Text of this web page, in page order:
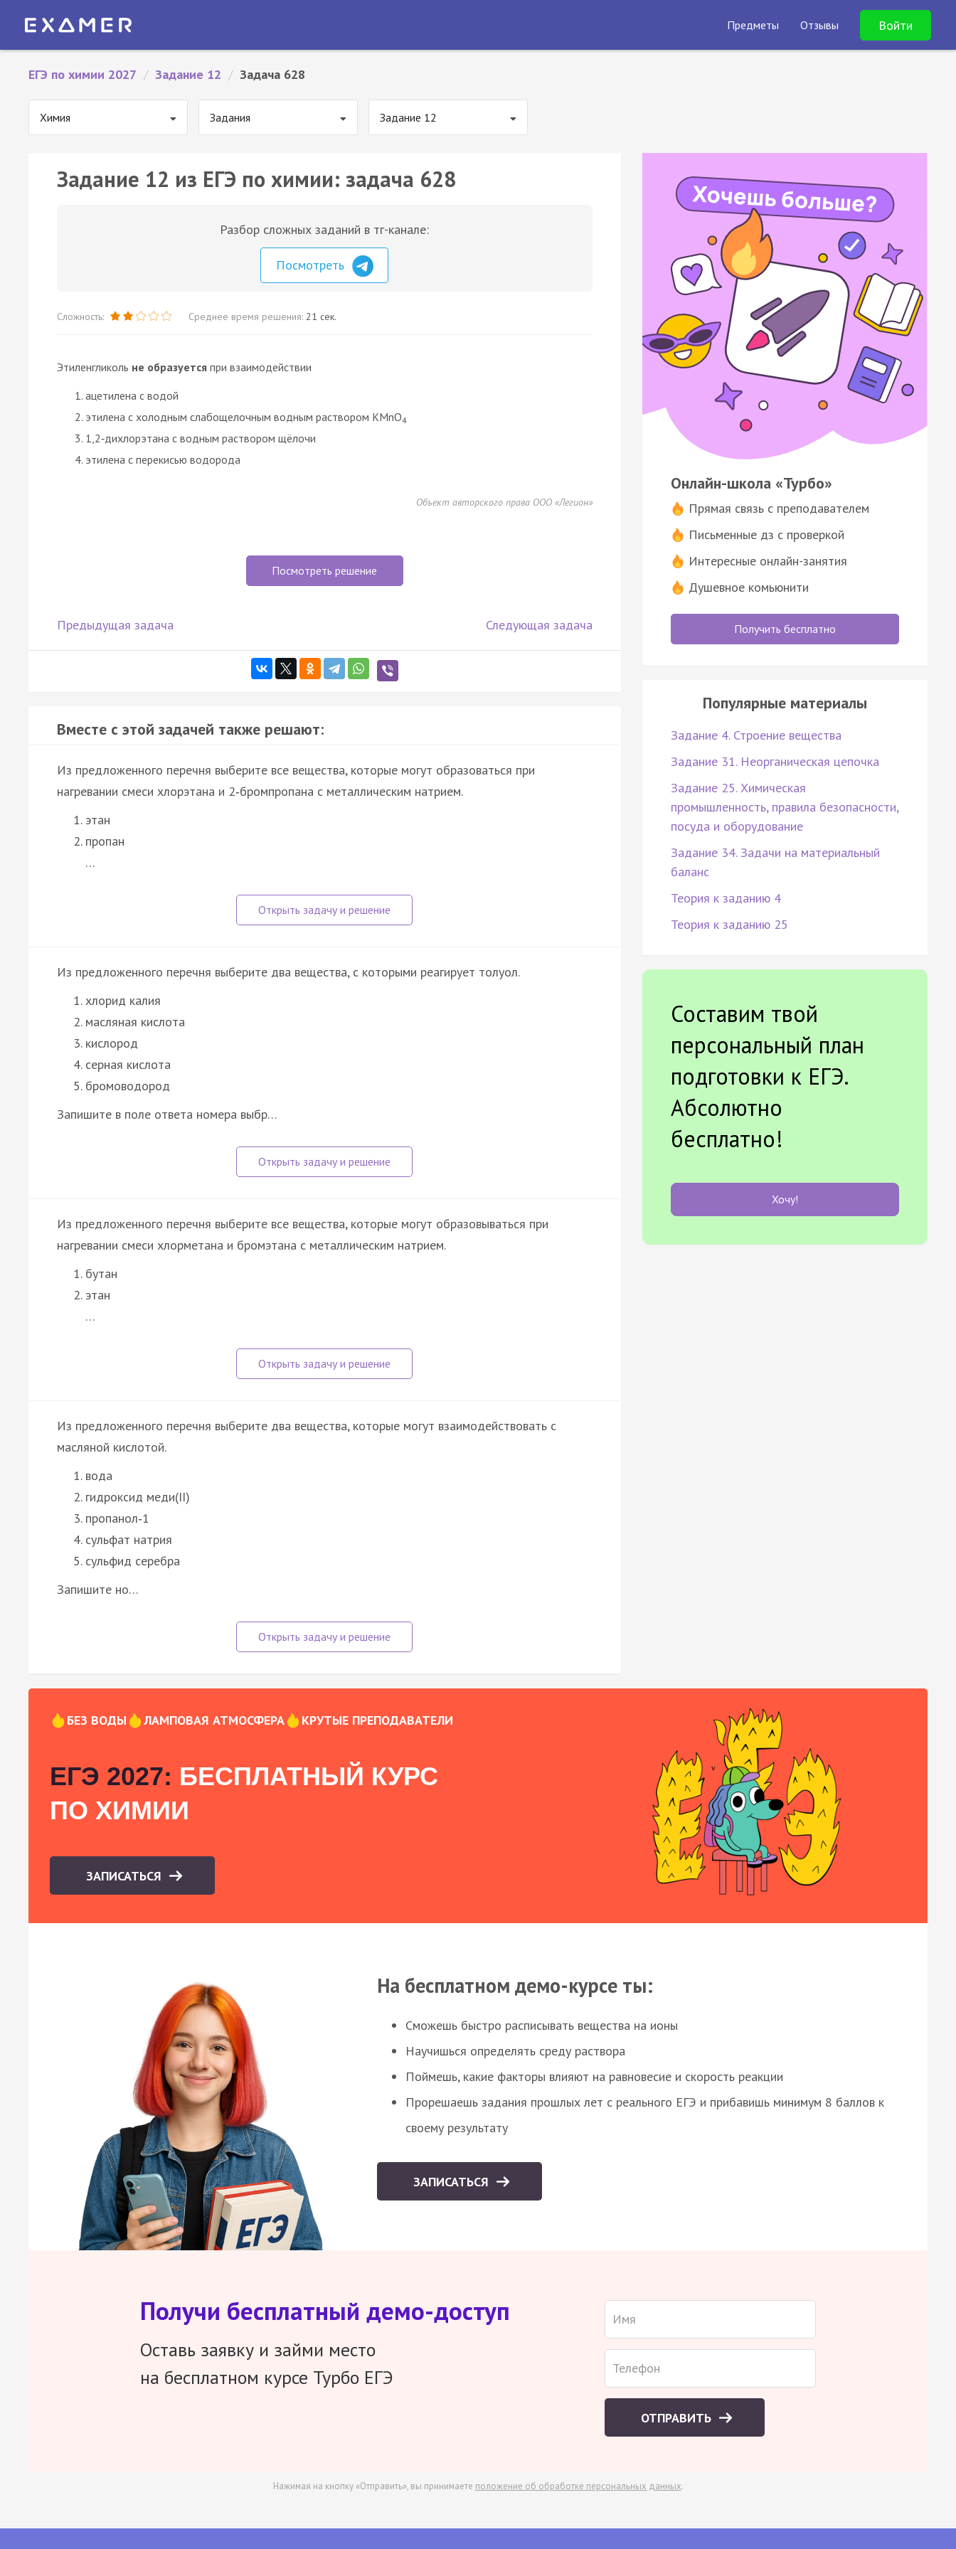
Предметы Отзывы Войти
ЕГЭ по химии 2027 / Задание 12 / Задача 628
Химия Задания Задание 12
Задание 12 из ЕГЭ по химии: задача 628
Разбор сложных заданий в тг-канале:
Посмотреть
Сложность: Среднее время решения: 21 сек.
Этиленгликоль не образуется при взаимодействии
ацетилена с водой
этилена с холодным слабощелочным водным раствором KMnO4
1,2‑дихлорэтана с водным раствором щёлочи
этилена с перекисью водорода
Объект авторского права ООО «Легион»
Посмотреть решение
Предыдущая задача Следующая задача
Вместе с этой задачей также решают:
Из предложенного перечня выберите все вещества, которые могут образоваться при
нагревании смеси хлорэтана и 2‑бромпропана с металлическим натрием.
этан
пропан
…
Из предложенного перечня выберите два вещества, с которыми реагирует толуол.
хлорид калия
масляная кислота
кислород
серная кислота
бромоводород
Запишите в поле ответа номера выбр…
Из предложенного перечня выберите все вещества, которые могут образовываться при
нагревании смеси хлорметана и бромэтана с металлическим натрием.
бутан
этан
…
Из предложенного перечня выберите два вещества, которые могут взаимодействовать с
масляной кислотой.
вода
гидроксид меди(II)
пропанол‑1
сульфат натрия
сульфид серебра
Запишите но…
Онлайн-школа «Турбо»
Прямая связь с преподавателем
Письменные дз с проверкой
Интересные онлайн-занятия
Душевное комьюнити
Получить бесплатно
Популярные материалы
Задание 4. Строение вещества
Задание 31. Неорганическая цепочка
Задание 25. Химическая
промышленность, правила безопасности,
посуда и оборудование
Задание 34. Задачи на материальный
баланс
Теория к заданию 4
Теория к заданию 25
Составим твой
персональный план
подготовки к ЕГЭ.
Абсолютно
бесплатно!
Хочу!
БЕЗ ВОДЫ ЛАМПОВАЯ АТМОСФЕРА КРУТЫЕ ПРЕПОДАВАТЕЛИ
ЕГЭ 2027: БЕСПЛАТНЫЙ КУРС
ПО ХИМИИ
ЗАПИСАТЬСЯ
На бесплатном демо-курсе ты:
Сможешь быстро расписывать вещества на ионы
Научишься определять среду раствора
Поймешь, какие факторы влияют на равновесие и скорость реакции
Прорешаешь задания прошлых лет с реального ЕГЭ и прибавишь минимум 8 баллов к
своему результату
ЗАПИСАТЬСЯ
Получи бесплатный демо-доступ
Оставь заявку и займи место
на бесплатном курсе Турбо ЕГЭ
ОТПРАВИТЬ
Нажимая на кнопку «Отправить», вы принимаете положение об обработке персональных данных.